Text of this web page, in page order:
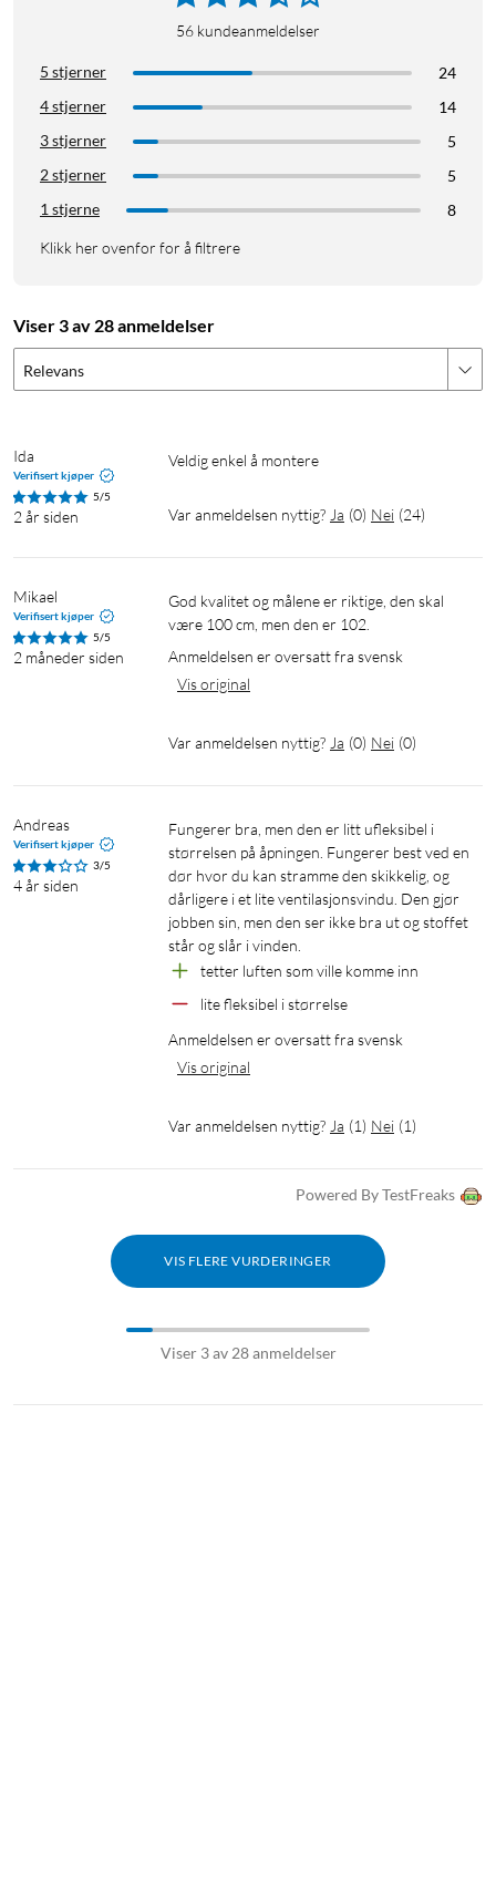
56 kundeanmeldelser
5 stjerner
24
4 stjerner
14
3 stjerner
5
2 stjerner
5
1 stjerne
8
Klikk her ovenfor for å filtrere
Viser 3 av 28 anmeldelser
Relevans
Ida
Verifisert kjøper
5/5
2 år siden
Veldig enkel å montere
Var anmeldelsen nyttig? Ja (0) Nei (24)
Mikael
Verifisert kjøper
5/5
2 måneder siden
God kvalitet og målene er riktige, den skal
være 100 cm, men den er 102.
Anmeldelsen er oversatt fra svensk
Vis original
Var anmeldelsen nyttig? Ja (0) Nei (0)
Andreas
Verifisert kjøper
3/5
4 år siden
Fungerer bra, men den er litt ufleksibel i
størrelsen på åpningen. Fungerer best ved en
dør hvor du kan stramme den skikkelig, og
dårligere i et lite ventilasjonsvindu. Den gjør
jobben sin, men den ser ikke bra ut og stoffet
står og slår i vinden.
tetter luften som ville komme inn
lite fleksibel i størrelse
Anmeldelsen er oversatt fra svensk
Vis original
Var anmeldelsen nyttig? Ja (1) Nei (1)
Powered By TestFreaks
VIS FLERE VURDERINGER
Viser 3 av 28 anmeldelser